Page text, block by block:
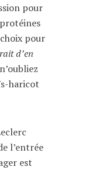
pour
pour
d’en
haricot
l’entrée
est